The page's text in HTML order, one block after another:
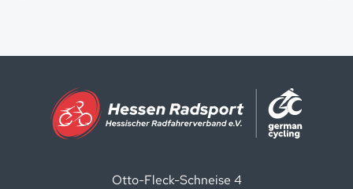
Otto-Fleck-Schneise 4